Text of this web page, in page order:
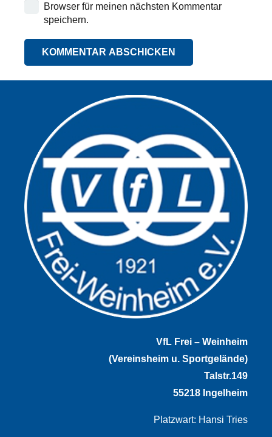
Browser für meinen nächsten Kommentar
speichern.
KOMMENTAR ABSCHICKEN
VfL Frei – Weinheim
(Vereinsheim u. Sportgelände)
Talstr.149
55218 Ingelheim
Platzwart: Hansi Tries